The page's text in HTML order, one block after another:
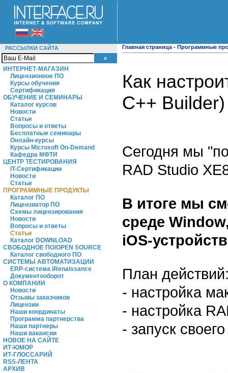
РАССЫЛКИ САЙТА
ИНТЕРНЕТ-МАГАЗИН
Лицензионное ПО
Курсы обучения
Сертификация
ОБУЧЕНИЕ И СЕМИНАРЫ
Каталог курсов
Новости
Статьи
Вопросы и ответы
Бесплатные семинары
Онлайн-курсы
Курсы Microsoft On-Demand
Кафедра МФТИ
ЦЕНТР ТЕСТИРОВАНИЯ
IT-Сертификации
Новости
Статьи
ПРОГРАММНЫЕ ПРОДУКТЫ
Каталог ПО
Лицензиатор ПО
Схемы лицензирования
Новости
Вопросы и ответы
Статьи
Каталог DOWNLOAD
СВОБОДНОЕ ПО/OPEN SOURCE
Каталог свободного ПО
СИСТЕМЫ АВТОМАТИЗАЦИИ
ERP-система iRenaissance
Документооборот
О КОМПАНИИ
Новости
Отзывы заказчиков
Лицензии
Наши координаты
Программа партнерства
Наши партнеры
Наши вакансии
НОВОЕ НА САЙТЕ
ИТ-ЮМОР
ИТ-ГЛОССАРИЙ
RSS-ЛЕНТА
АРХИВ
Главная страница - Программные
Как
C++ Builder)
Сегодня мы
RAD Studio
В итоге мы
среде
iOS-
План
- настройка
- настройка
- запуск